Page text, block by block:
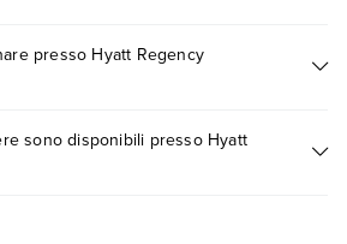
Sacramento. Scoprile tutte nella
presso Hyatt Regency
condizioni dell'hotel, ecc). Per
il motore di ricerca e scegli
sono disponibili presso Hyatt